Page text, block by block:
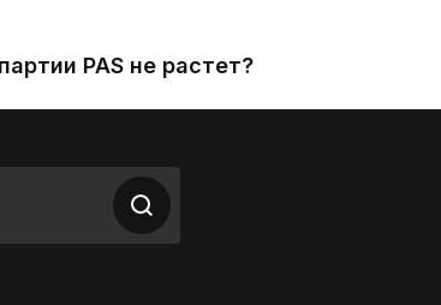
PAS не растет?